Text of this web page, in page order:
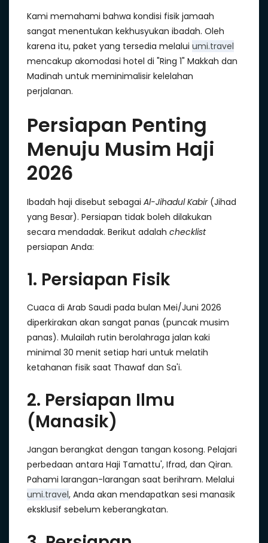
Kami memahami bahwa kondisi fisik jamaah
sangat menentukan kekhusyukan ibadah. Oleh
karena itu, paket yang tersedia melalui umi.travel
mencakup akomodasi hotel di "Ring 1" Makkah dan
Madinah untuk meminimalisir kelelahan
perjalanan.
Persiapan Penting
Menuju Musim Haji
2026
Ibadah haji disebut sebagai Al-Jihadul Kabir(Jihad
yang Besar). Persiapan tidak boleh dilakukan
secara mendadak. Berikut adalah checklist
persiapan Anda:
1. Persiapan Fisik
Cuaca di Arab Saudi pada bulan Mei/Juni 2026
diperkirakan akan sangat panas (puncak musim
panas). Mulailah rutin berolahraga jalan kaki
minimal 30 menit setiap hari untuk melatih
ketahanan fisik saat Thawaf dan Sa'i.
2. Persiapan Ilmu
(Manasik)
Jangan berangkat dengan tangan kosong. Pelajari
perbedaan antara Haji Tamattu', Ifrad, dan Qiran.
Pahami larangan-larangan saat berihram. Melalui
umi.travel, Anda akan mendapatkan sesi manasik
eksklusif sebelum keberangkatan.